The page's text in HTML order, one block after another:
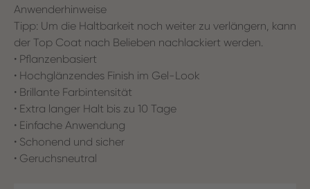
Anwenderhinweise
Tipp: Um die Haltbarkeit noch weiter zu verlängern, kann
der Top Coat nach Belieben nachlackiert werden.
• Pflanzenbasiert
• Hochglänzendes Finish im Gel-Look
• Brillante Farbintensität
• Extra langer Halt bis zu 10 Tage
• Einfache Anwendung
• Schonend und sicher
• Geruchsneutral